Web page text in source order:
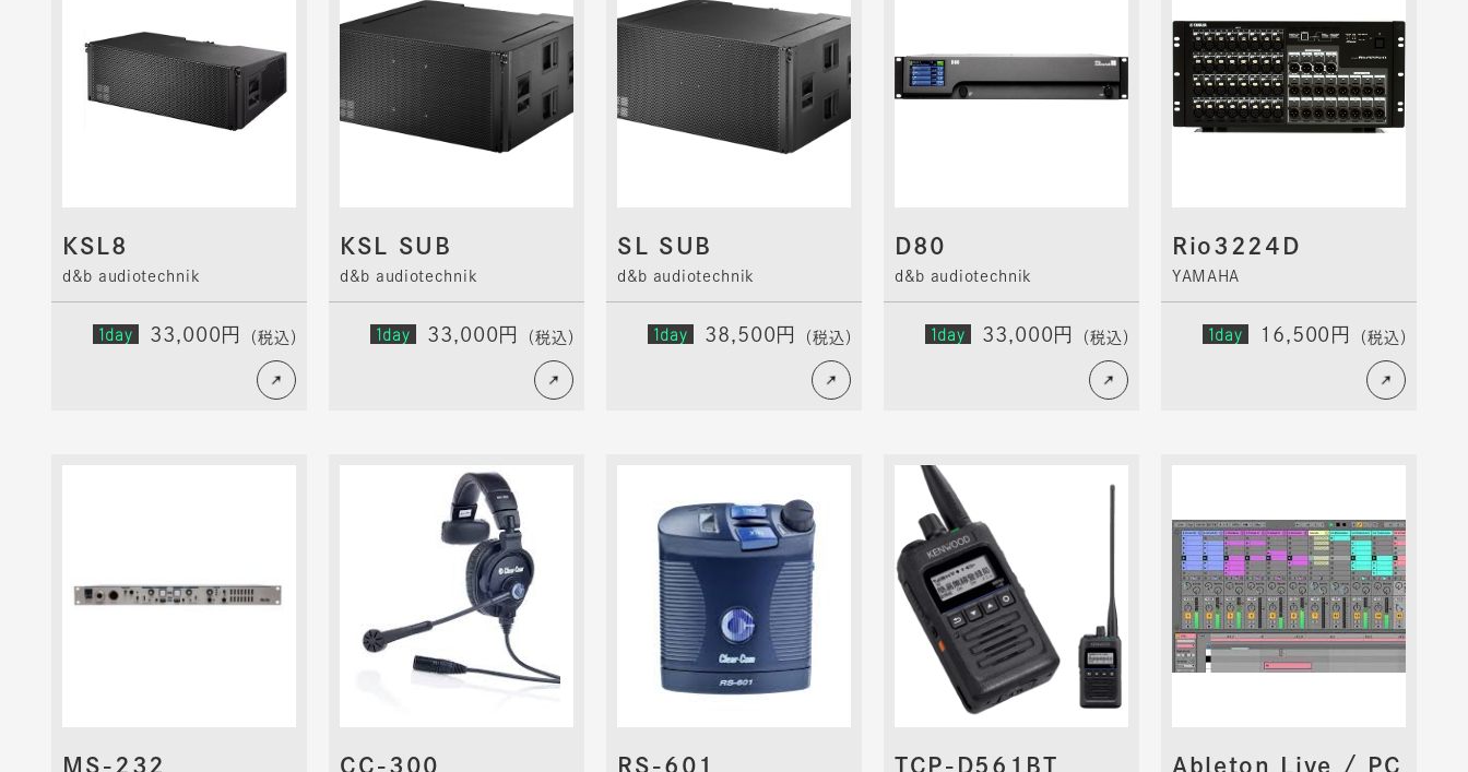
KSL8
d&b audiotechnik
1day 33,000円 （税込）
KSL SUB
d&b audiotechnik
1day 33,000円 （税込）
SL SUB
d&b audiotechnik
1day 38,500円 （税込）
D80
d&b audiotechnik
1day 33,000円 （税込）
Rio3224D
YAMAHA
1day 16,500円 （税込）
MS-232 CC-300 RS-601 TCP-D561BT Ableton Live / PC